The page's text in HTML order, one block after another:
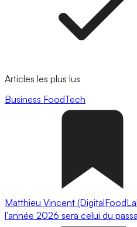
Articles les plus lus
Business FoodTech
Matthieu Vincent
l’année 2026 sera celui du